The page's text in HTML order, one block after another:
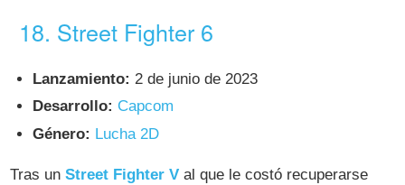
18. Street Fighter 6
Lanzamiento: 2 de junio de 2023
Desarrollo: Capcom
Género: Lucha 2D
Tras unStreet Fighter V al que le costó recuperarse